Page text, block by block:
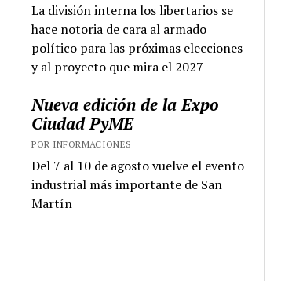
La división interna los libertarios se
hace notoria de cara al armado
político para las próximas elecciones
y al proyecto que mira el 2027
Nueva edición de la Expo
Ciudad PyME
POR INFORMACIONES
Del 7 al 10 de agosto vuelve el evento
industrial más importante de San
Martín